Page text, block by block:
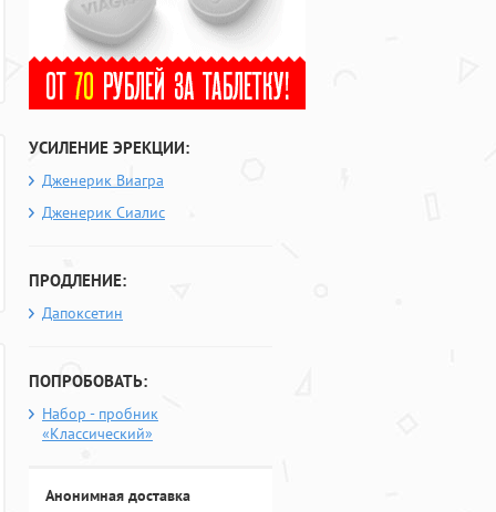
УСИЛЕНИЕ ЭРЕКЦИИ:
Дженерик Виагра
Дженерик Сиалис
ПРОДЛЕНИЕ:
Дапоксетин
ПОПРОБОВАТЬ:
Набор - пробник
«Классический»
Анонимная доставка